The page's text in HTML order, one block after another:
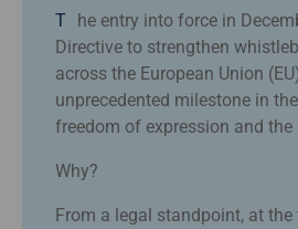
T
he entry into force in
Directive to strengthen
across the European Union
unprecedented milestone in
freedom of expression and the
Why?
From a legal standpoint, at